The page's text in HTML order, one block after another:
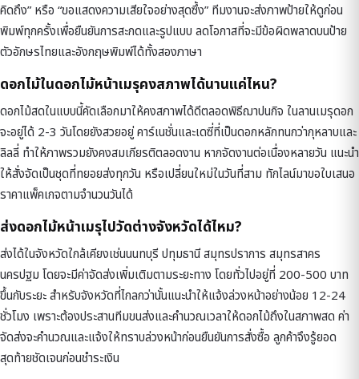
คิดถึง” หรือ “ขอแสดงความเสียใจอย่างสุดซึ้ง” ทีมงานจะส่งภาพป้ายให้ดูก่อน
พิมพ์ทุกครั้งเพื่อยืนยันการสะกดและรูปแบบ ลดโอกาสที่จะมีข้อผิดพลาดบนป้าย
ตัวอักษรไทยและอังกฤษพิมพ์ได้ทั้งสองภาษา
ดอกไม้ในดอกไม้หน้าเมรุคงสภาพได้นานแค่ไหน?
ดอกไม้สดในแบบนี้คัดเลือกมาให้คงสภาพได้ดีตลอดพิธีฌาปนกิจ ในลานเมรุดอก
จะอยู่ได้ 2-3 วันโดยยังสวยอยู่ คาร์เนชั่นและเดซี่ที่เป็นดอกหลักทนกว่ากุหลาบและ
ลิลลี่ ทำให้ภาพรวมยังคงสมเกียรติตลอดงาน หากจัดงานต่อเนื่องหลายวัน แนะนำ
ให้สั่งจัดเป็นชุดที่ทยอยส่งทุกวัน หรือเปลี่ยนใหม่ในวันที่สาม ทักไลน์มาขอใบเสนอ
ราคาแพ็คเกจตามจำนวนวันได้
ส่งดอกไม้หน้าเมรุไปวัดต่างจังหวัดได้ไหม?
ส่งได้ในจังหวัดใกล้เคียงเช่นนนทบุรี ปทุมธานี สมุทรปราการ สมุทรสาคร
นครปฐม โดยจะมีค่าจัดส่งเพิ่มเติมตามระยะทาง โดยทั่วไปอยู่ที่ 200-500 บาท
ขึ้นกับระยะ สำหรับจังหวัดที่ไกลกว่านั้นแนะนำให้แจ้งล่วงหน้าอย่างน้อย 12-24
ชั่วโมง เพราะต้องประสานทีมขนส่งและคำนวณเวลาให้ดอกไม้ถึงในสภาพสด ค่า
จัดส่งจะคำนวณและแจ้งให้ทราบล่วงหน้าก่อนยืนยันการสั่งซื้อ ลูกค้าจึงรู้ยอด
สุดท้ายชัดเจนก่อนชำระเงิน